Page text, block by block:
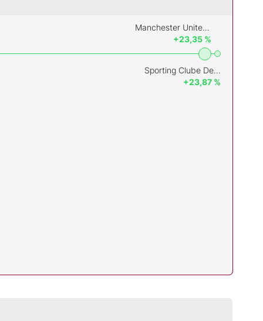
Manchester United PLC
+23,35 %
Sporting Clube De Portugal-Futebol,Sad
+23,87 %